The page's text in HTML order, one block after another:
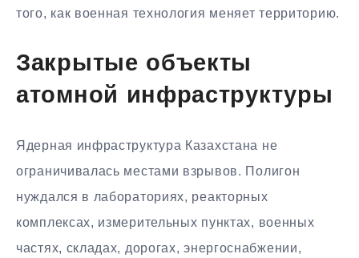
того, как военная технология меняет территорию.
Закрытые объекты
атомной инфраструктуры
Ядерная инфраструктура Казахстана не
ограничивалась местами взрывов. Полигон
нуждался в лабораториях, реакторных
комплексах, измерительных пунктах, военных
частях, складах, дорогах, энергоснабжении,